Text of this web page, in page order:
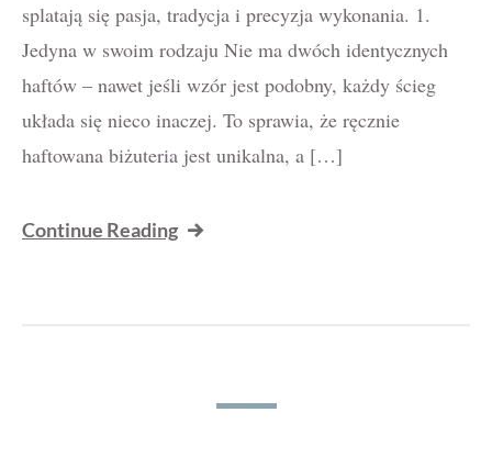
splatają się pasja, tradycja i precyzja wykonania. 1.
Jedyna w swoim rodzaju Nie ma dwóch identycznych
haftów – nawet jeśli wzór jest podobny, każdy ścieg
układa się nieco inaczej. To sprawia, że ręcznie
haftowana biżuteria jest unikalna, a […]
Continue Reading